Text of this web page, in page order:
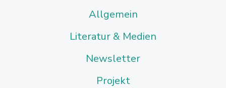
Allgemein
Literatur & Medien
Newsletter
Projekt